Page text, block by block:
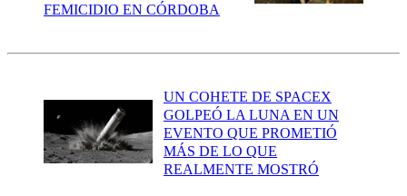
FEMICIDIO EN CÓRDOBA
UN COHETE DE SPACEX
GOLPEÓ LA LUNA EN UN
EVENTO QUE PROMETIÓ
MÁS DE LO QUE
REALMENTE MOSTRÓ